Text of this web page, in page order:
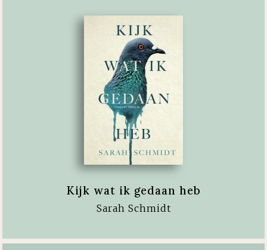
Kijk wat ik gedaan heb
Sarah Schmidt